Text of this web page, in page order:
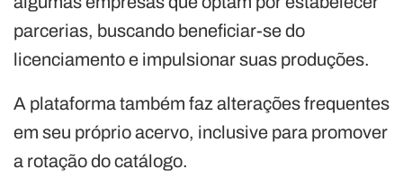
parcerias, buscando beneficiar-se do
licenciamento e impulsionar suas produções.
A plataforma também faz alterações frequentes
em seu próprio acervo, inclusive para promover
a rotação do catálogo.